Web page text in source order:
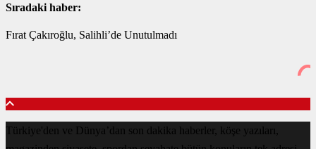
Sıradaki haber:
Fırat Çakıroğlu, Salihli’de Unutulmadı
Türkiye'den ve Dünya’dan son dakika haberler, köşe yazıları,